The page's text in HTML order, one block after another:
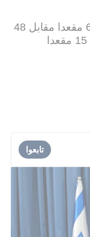
الاستطلاع يمنح كتلة الاحزاب اليمينية 64 مقعدا مقابل 48
تابعوا